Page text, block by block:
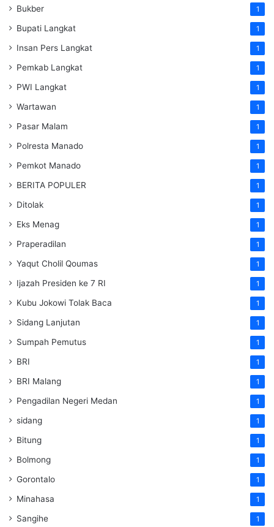
Bukber 1
Bupati Langkat 1
Insan Pers Langkat 1
Pemkab Langkat 1
PWI Langkat 1
Wartawan 1
Pasar Malam 1
Polresta Manado 1
Pemkot Manado 1
BERITA POPULER 1
Ditolak 1
Eks Menag 1
Praperadilan 1
Yaqut Cholil Qoumas 1
Ijazah Presiden ke 7 RI 1
Kubu Jokowi Tolak Baca 1
Sidang Lanjutan 1
Sumpah Pemutus 1
BRI 1
BRI Malang 1
Pengadilan Negeri Medan 1
sidang 1
Bitung 1
Bolmong 1
Gorontalo 1
Minahasa 1
Sangihe 1